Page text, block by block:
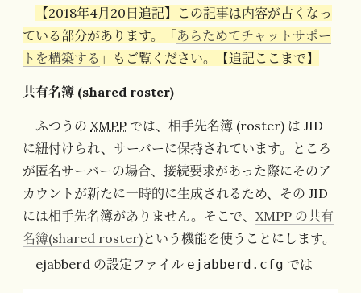
【2018年4月20日追記】この記事は内容が古くなっ
ている部分があります。「 あらためてチャットサポー
トを構築する 」もご覧ください。【追記ここまで】
共有名簿 (shared roster)
ふつうの XMPP では、相手先名簿 (roster) は JID
に紐付けられ、サーバーに保持されています。ところ
が匿名サーバーの場合、接続要求があった際にそのア
カウントが新たに一時的に生成されるため、その JID
には相手先名簿がありません。そこで、 XMPP の共有
名簿(shared roster)という機能を使うことにします。
ejabberd の設定ファイル ejabberd.cfg では